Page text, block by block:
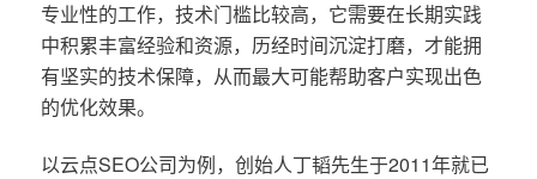
专业性的工作，技术门槛比较高，它需要在长期实践
中积累丰富经验和资源，历经时间沉淀打磨，才能拥
有坚实的技术保障，从而最大可能帮助客户实现出色
的优化效果。
以云点SEO公司为例，创始人丁韬先生于2011年就已